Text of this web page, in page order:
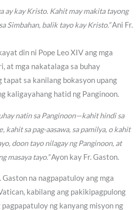
ay kay Kristo. Kahit may makita tayong
Simbahan, balik tayo kay Kristo.”Ani Fr.
din ni Pope Leo XIV ang mga
at mga nakatalaga sa buhay
sa kanilang bokasyon upang
kaligayahang hatid ng Panginoon.
natin sa Panginoon—kahit hindi sa
kahit sa pag-aasawa, sa pamilya, o kahit
doon tayo nilagay ng Panginoon, at
masaya tayo.”Ayon kay Fr. Gaston.
na nagpapatuloy ang mga
kabilang ang pakikipagpulong
pagpapatuloy ng kanyang misyon ng